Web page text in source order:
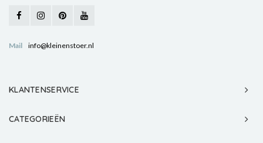
Mail info@kleinenstoer.nl
KLANTENSERVICE
CATEGORIEËN